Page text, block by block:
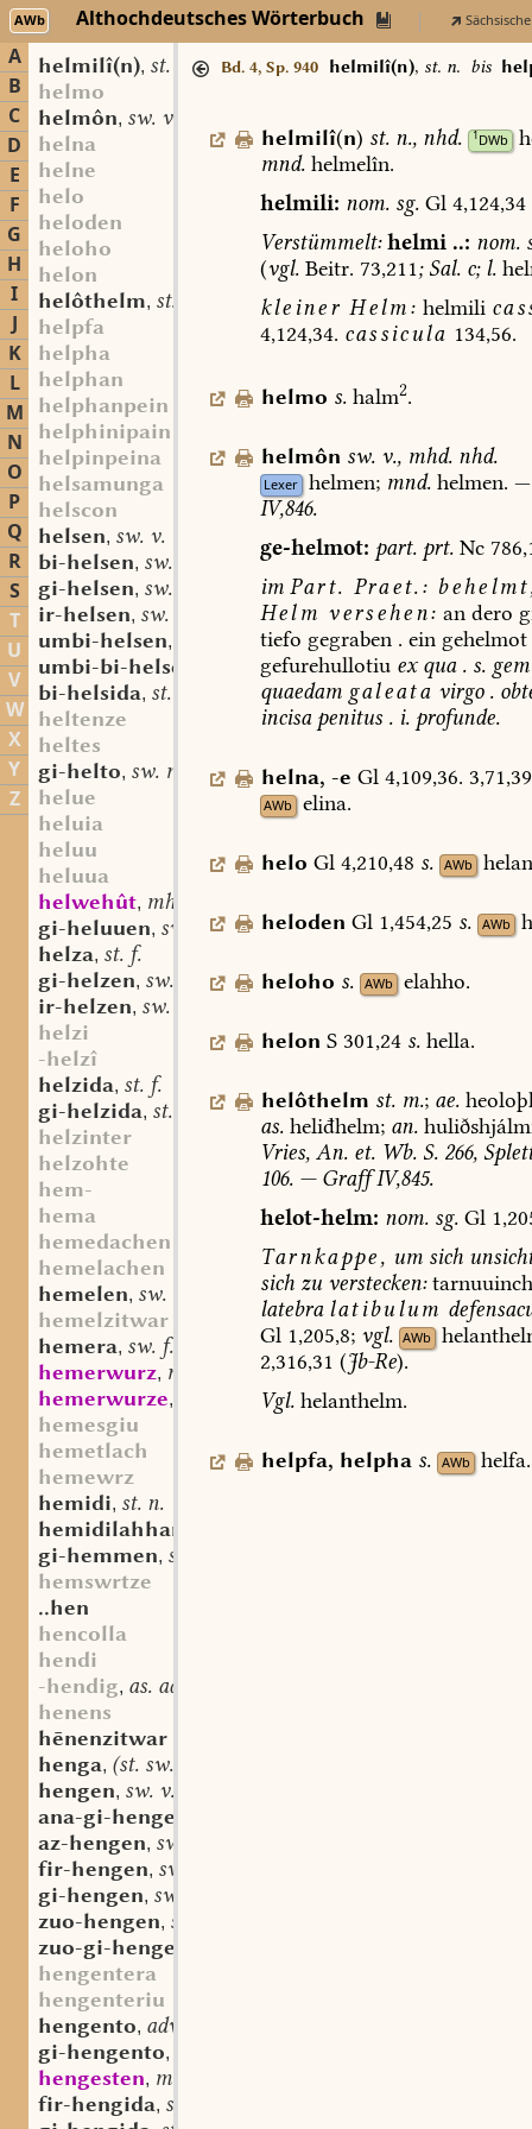
AWb Althochdeutsches Wörterbuch
A
B
C
D
E
F
G
H
I
J
K
L
M
N
O
P
Q
R
S
T
U
V
W
X
Y
Z
helmilî(n), st. n.
helmo
helmôn, sw. v.
helna
helne
helo
heloden
heloho
helon
helôthelm, st. m.
helpfa
helpha
helphan
helphanpein
helphinipain
helpinpeina
helsamunga
helscon
helsen, sw. v.
bi-helsen, sw. v.
gi-helsen, sw. v.
ir-helsen, sw. v.
umbi-helsen,
umbi-bi-helsen
bi-helsida, st. f.
heltenze
heltes
gi-helto, sw. m.
helue
heluia
heluu
heluua
helwehût, mhd. st. f.
gi-heluuen, sw. v.
helza, st. f.
gi-helzen, sw. v.
ir-helzen, sw. v.
helzi
-helzî
helzida, st. f.
gi-helzida, st. f.
helzinter
helzohte
hem-
hema
hemedachen
hemelachen
hemelen, sw. v.
hemelzitwar
hemera, sw. f.
hemerwurz, mhd. st. f.
hemerwurze,
mhd. (st. sw.) f.
hemesgiu
hemetlach
hemewrz
hemidi, st. n.
hemidilahhan
gi-hemmen, sw. v.
hemswrtze
..hen
hencolla
hendi
-hendig, as. adj.
henens
hēnenzitwar
henga, (st. sw.) f.
hengen, sw. v.
ana-gi-hengen
az-hengen, sw. v.
fir-hengen, sw. v.
gi-hengen, sw. v.
zuo-hengen, sw. v.
zuo-gi-hengen
hengentera
hengenteriu
hengento, adv.
gi-hengento,
hengesten, mhd. sw. v.
fir-hengida, st. f.
Bd. 4, Sp. 940 helmilî(n), st. n. bis
helmilî(n) st. n., nhd. 1DWb
mnd.helmelîn.
helmili: nom.sg.Gl4,124,34
Verstümmelt: helmi..: nom.
(vgl.Beitr. 73,211;Sal.c;l.
kleiner Helm: helmili
4,124,34. cassicula 134,56.
helmo s. halm2.
helmôn sw. v., mhd. nhd.
Lexer helmen; mnd.helmen. —
IV,846.
ge-helmot: part.prt.Nc
im Part. Praet.:
Helm versehen: an dero
tiefo gegraben. ein gehelmot
gefurehullotiu exqua.s.
quaedam galeata virgo.
incisa penitus.i.profunde.
helna, -e Gl 4,109,36. 3,71,39
AWb elina.
helo Gl 4,210,48 s. AWb
heloden Gl 1,454,25 s. AWb
heloho s. AWb elahho.
helon S 301,24 s. hella.
helôthelm st. m.; ae.
as.heliđhelm; an.
Vries,An.et.Wb.S.266,
106.—GraffIV,845.
helot-helm: nom.sg.Gl
Tarnkappe, um sich
sichzu verstecken:
latebra latibulum
Gl1,205,8; vgl. AWb
2,316,31 (Jb-Re).
Vgl.helanthelm.
helpfa, helpha s. AWb helfa.